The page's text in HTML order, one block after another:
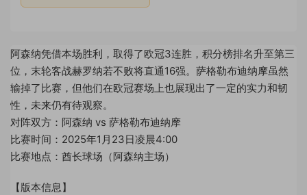
阿森纳凭借本场胜利，取得了欧冠3连胜，积分榜排名升至第三
位，末轮客战赫罗纳若不败将直通16强。萨格勒布迪纳摩虽然
输掉了比赛，但他们在欧冠赛场上也展现出了一定的实力和韧
性，未来仍有待观察。
对阵双方：阿森纳 vs 萨格勒布迪纳摩
比赛时间：2025年1月23日凌晨4:00
比赛地点：酋长球场（阿森纳主场）
【版本信息】